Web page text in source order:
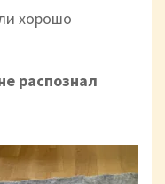
хорошо
распознал